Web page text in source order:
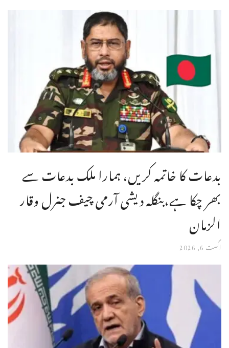
بدعات کا خاتمہ کریں، ہمارا ملک بدعات سے
بھر چکا ہے،بنگله دیشی آرمی چیف جنرل وقار
الزمان
اگست 6, 2026